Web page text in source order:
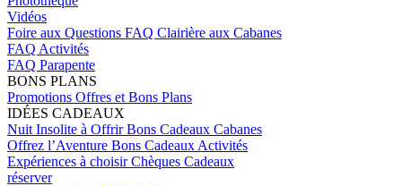
Vidéos
Foire aux Questions FAQ Clairière aux Cabanes
FAQ Activités
FAQ Parapente
BONS PLANS
Promotions Offres et Bons Plans
IDÉES CADEAUX
Nuit Insolite à OffrirBons Cadeaux Cabanes
Offrez l’Aventure Bons Cadeaux Activités
Expériences à choisirChèques Cadeaux
réserver